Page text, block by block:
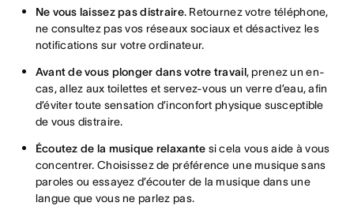
Ne vous laissez pas distraire. Retournez votre téléphone,
ne consultez pas vos réseaux sociaux et désactivez les
notifications sur votre ordinateur.
Avant de vous plonger dans votre travail, prenez un en-
cas, allez aux toilettes et servez-vous un verre d’eau, afin
d’éviter toute sensation d’inconfort physique susceptible
de vous distraire.
Écoutez de la musique relaxante si cela vous aide à vous
concentrer. Choisissez de préférence une musique sans
paroles ou essayez d’écouter de la musique dans une
langue que vous ne parlez pas.